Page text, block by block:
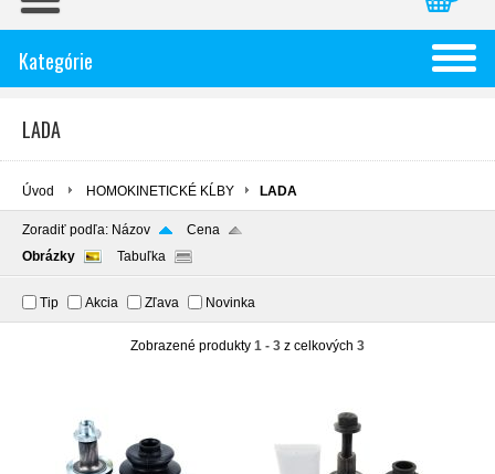
Kategórie
LADA
Úvod HOMOKINETICKÉ KĹBY LADA
Zoradiť podľa: Názov
Cena
Obrázky
Tabuľka
Tip Akcia Zľava Novinka
Zobrazené produkty 1 - 3 z celkových 3